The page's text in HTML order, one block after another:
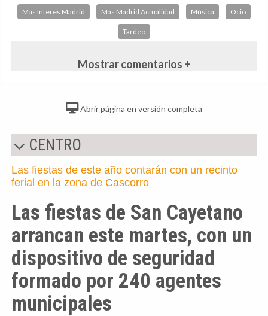
Mas Interes Madrid Más Madrid Actualidad Música Ocio
Tardeo
Mostrar comentarios +
Abrir página en versión completa
CENTRO
Las fiestas de este año contarán con un recinto
ferial en la zona de Cascorro
Las fiestas de San Cayetano
arrancan este martes, con un
dispositivo de seguridad
formado por 240 agentes
municipales